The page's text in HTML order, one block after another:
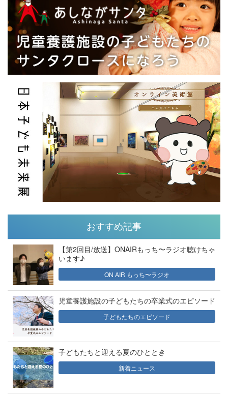
おすすめ記事
【第2回目/放送】ONAIRもっち〜ラジオ聴けちゃ
います♪
ON AIR もっち〜ラジオ
児童養護施設の子どもたちの卒業式のエピソード
子どもたちのエピソード
子どもたちと迎える夏のひととき
新着ニュース